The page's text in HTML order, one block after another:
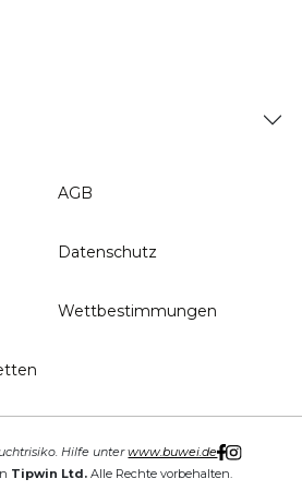
AGB
Datenschutz
Wettbestimmungen
Tipwin Ltd. Alle Rechte vorbehalten.
Hilfe unterwww.buwei.de